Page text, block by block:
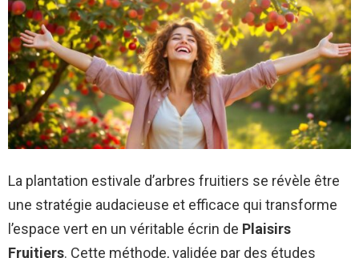
La plantation estivale d’arbres fruitiers se révèle être
une stratégie audacieuse et efficace qui transforme
l’espace vert en un véritable écrin de Plaisirs
Fruitiers. Cette méthode, validée par des études